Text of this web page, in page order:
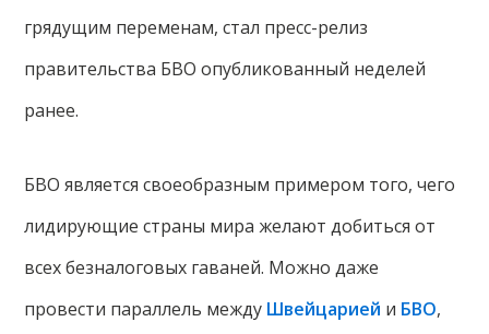
грядущим переменам, стал пресс-релиз
правительства БВО опубликованный неделей
ранее.
БВО является своеобразным примером того, чего
лидирующие страны мира желают добиться от
всех безналоговых гаваней. Можно даже
провести параллель между Швейцарией и БВО,